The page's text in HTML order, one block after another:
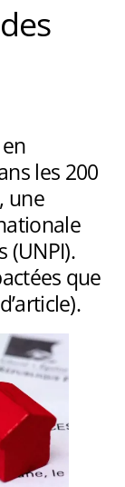
les 200
une
(UNPI).
que